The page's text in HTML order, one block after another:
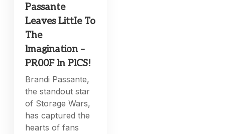
Passante
Leaves LittIe To
The
lmagination –
PR00F ln PlCS!
Brandi Passante,
the standout star
of Storage Wars,
has captured the
hearts of fans